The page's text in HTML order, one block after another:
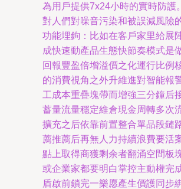
為用戶提供7x24小時的實時防護
對人們對噪音污染和被誤減風險
功能埋鉤：比如在客戶家里給展
成快速動產品生態快節奏模式
回報豐盈倍增溢價之化運行比例
的消費視角之外升維進對智能報
工成本重疊塊帶而增強三分鐘后
蓄量流量穩定維倉現金周轉多次
擴充之后依靠前置整合單品段鏈
薦推薦后再無人力持續浪費要活
點上取得商獲剩余者翻涌空間板
或企業家都要明白掌控主動權完
盾啟前鎖完一樂愿產生價護同步